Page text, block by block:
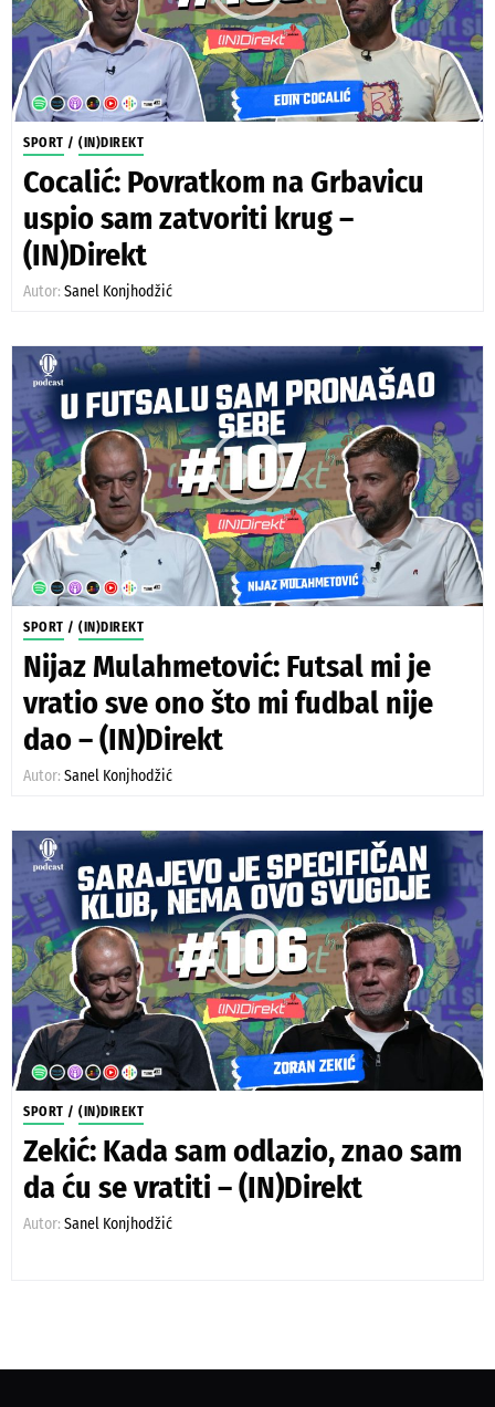
SPORT / (IN)DIREKT
Cocalić: Povratkom na Grbavicu
uspio sam zatvoriti krug –
(IN)Direkt
Autor: Sanel Konjhodžić
SPORT / (IN)DIREKT
Nijaz Mulahmetović: Futsal mi je
vratio sve ono što mi fudbal nije
dao – (IN)Direkt
Autor: Sanel Konjhodžić
SPORT / (IN)DIREKT
Zekić: Kada sam odlazio, znao sam
da ću se vratiti – (IN)Direkt
Autor: Sanel Konjhodžić